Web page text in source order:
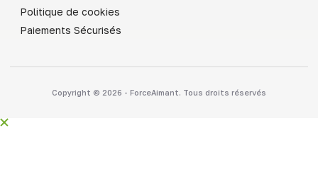
Politique de cookies
Paiements Sécurisés
Copyright © 2026 - ForceAimant. Tous droits réservés